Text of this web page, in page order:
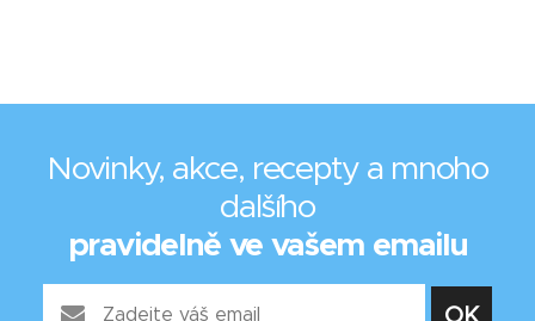
Novinky, akce, recepty a mnoho
dalšího
pravidelně ve vašem emailu